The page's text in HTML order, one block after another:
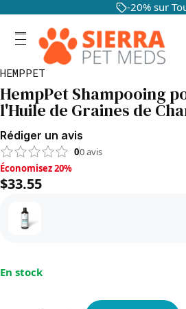
-20% sur
HEMPPET
HempPet Shampooing
l'Huile de Graines de
Rédiger un avis
00avis
Économisez 20%, $33.55
Économisez 20%
$33.55
En stock